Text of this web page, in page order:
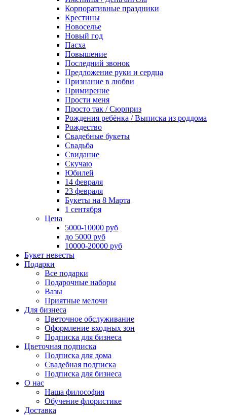
Корпоративные праздники
Крестины
Новоселье
Новый год
Пасха
Повышение
Последний звонок
Предложение руки и сердца
Признание в любви
Примирение
Прости меня
Просто так / Сюрприз
Рождения ребёнка / Выписка из роддома
Рождество
Свадебные букеты
Свадьба
Свидание
Скучаю
Юбилей
14 февраля
23 февраля
Букеты на 8 Марта
1 сентября
Цена
5000-10000 руб
до 5000 руб
10000-20000 руб
Букет невесты
Подарки
Все подарки
Подарочные наборы
Вазы
Приятные мелочи
Для бизнеса
Цветочное обслуживание
Оформление входных зон
Подписка для бизнеса
Цветочная подписка
Подписка для дома
Свадебная подписка
Подписка для бизнеса
О нас
Наша философия
Обучение флористике
Доставка